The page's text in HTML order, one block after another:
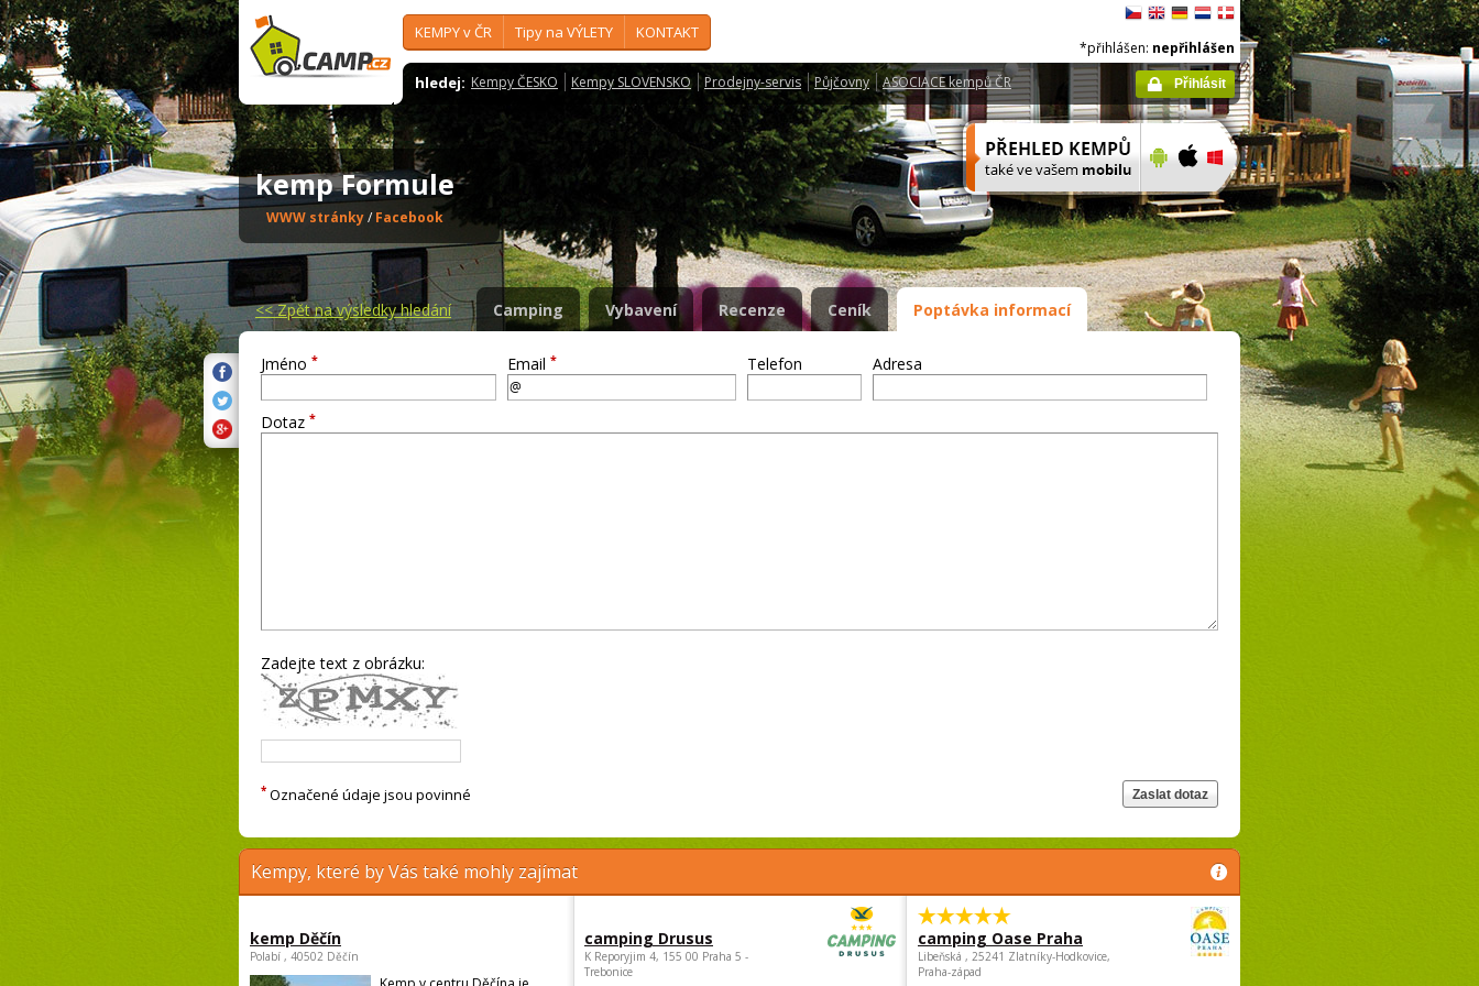
KEMPY v ČR Tipy na VÝLETY KONTAKT
hledej: Kempy ČESKO Kempy SLOVENSKO Prodejny-servis Půjčovny ASOCIACE kempů ČR
*přihlášen: nepřihlášen
Přihlásit
kemp Formule
WWW stránky/ Facebook
<<Zpět na výsledky hledání Camping Vybavení Recenze Ceník Poptávka informací
Jméno * Email * Telefon Adresa
Dotaz *
Zadejte text z obrázku:
* Označené údaje jsou povinné
Kempy, které by Vás také mohly zajímat
kemp Děčín
Polabí , 40502 Děčín
camping Drusus
K Reporyjim 4, 155 00 Praha 5 -
Trebonice
camping Oase Praha
Libeňská , 25241 Zlatníky-Hodkovice,
Praha-západ